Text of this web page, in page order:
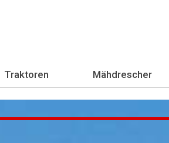
Traktoren Mähdrescher